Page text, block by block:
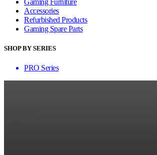
Accessories
Refurbished Products
Gaming Spare Parts
SHOP BY SERIES
PRO Series